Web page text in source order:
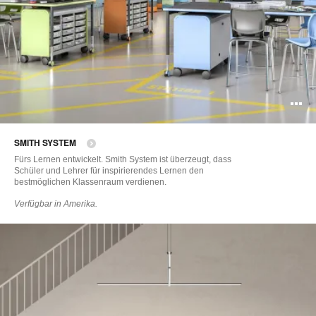
SMITH SYSTEM
Fürs Lernen entwickelt. Smith System ist überzeugt, dass
Schüler und Lehrer für inspirierendes Lernen den
bestmöglichen Klassenraum verdienen.
Verfügbar in Amerika.